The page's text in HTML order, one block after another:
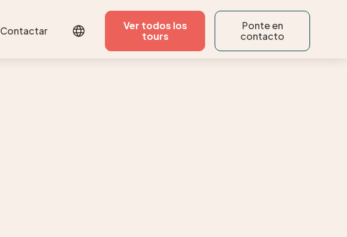
Contactar
Ver todos los
tours
Ponte en
contacto